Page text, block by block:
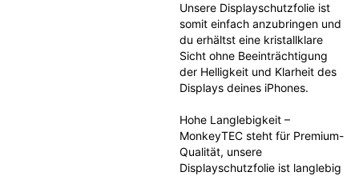
Unsere Displayschutzfolie ist
somit einfach anzubringen und
du erhältst eine kristallklare
Sicht ohne Beeinträchtigung
der Helligkeit und Klarheit des
Displays deines iPhones.
Hohe Langlebigkeit –
MonkeyTEC steht für Premium-
Qualität, unsere
Displayschutzfolie ist langlebig